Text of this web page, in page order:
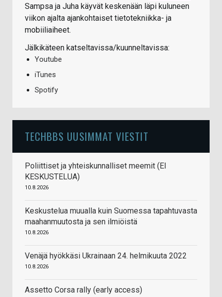
Sampsa ja Juha käyvät keskenään läpi kuluneen
viikon ajalta ajankohtaiset tietotekniikka- ja
mobiiliaiheet.
Jälkikäteen katseltavissa/kuunneltavissa:
Youtube
iTunes
Spotify
TECHBBS UUSIMMAT VIESTIT
Poliittiset ja yhteiskunnalliset meemit (EI
KESKUSTELUA)
10.8.2026
Keskustelua muualla kuin Suomessa tapahtuvasta
maahanmuutosta ja sen ilmiöistä
10.8.2026
Venäjä hyökkäsi Ukrainaan 24. helmikuuta 2022
10.8.2026
Assetto Corsa rally (early access)